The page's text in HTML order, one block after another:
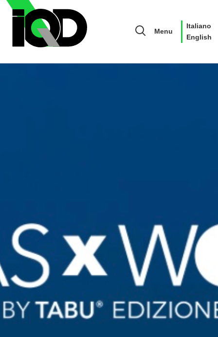
Menu
Italiano
English